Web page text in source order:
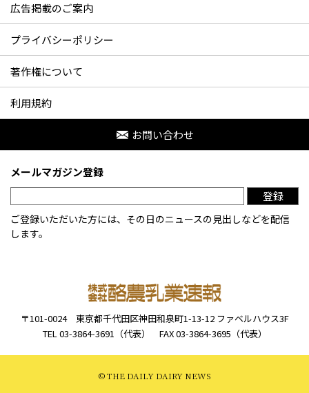
広告掲載のご案内
プライバシーポリシー
著作権について
利用規約
お問い合わせ
〒101-0024 東京都千代田区神田和泉町1-13-12 ファベルハウス3F
TEL 03-3864-3691（代表）
FAX 03-3864-3695（代表）
メールマガジン登録
登録
ご登録いただいた方には、その日のニュースの見出しなどを配信
します。
© THE DAILY DAIRY NEWS